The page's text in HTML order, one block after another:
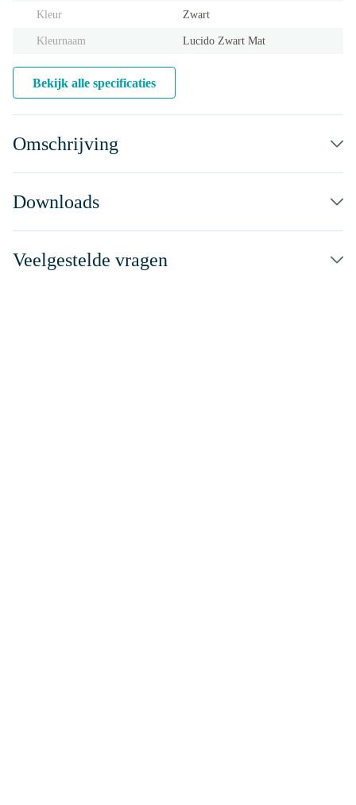
Kleur Zwart
Kleurnaam Lucido Zwart Mat
Bekijk alle specificaties
Omschrijving
Downloads
Veelgestelde vragen